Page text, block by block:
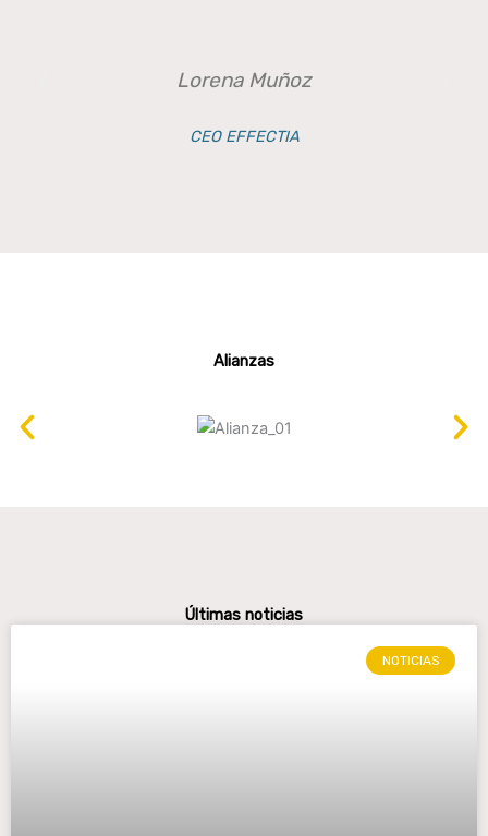
Lorena Muñoz
CEO EFFECTIA
Alianzas
Últimas noticias
NOTICIAS